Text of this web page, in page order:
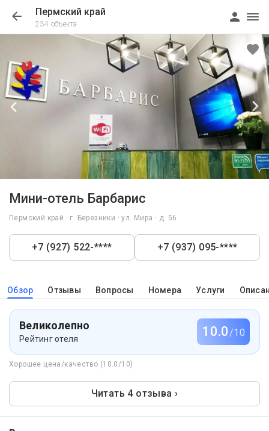
Пермский край
234 объекта
Мини-отель Барбарис
Пермский край · г. Березники · ул. Мира · д. 56
+7 (927) 522-**** +7 (937) 095-****
Обзор Отзывы Вопросы Номера Услуги
Великолепно
Рейтинг отеля 10.0/10
Хорошее цена/качество (10.0/10)
Читать 4 отзыва ›